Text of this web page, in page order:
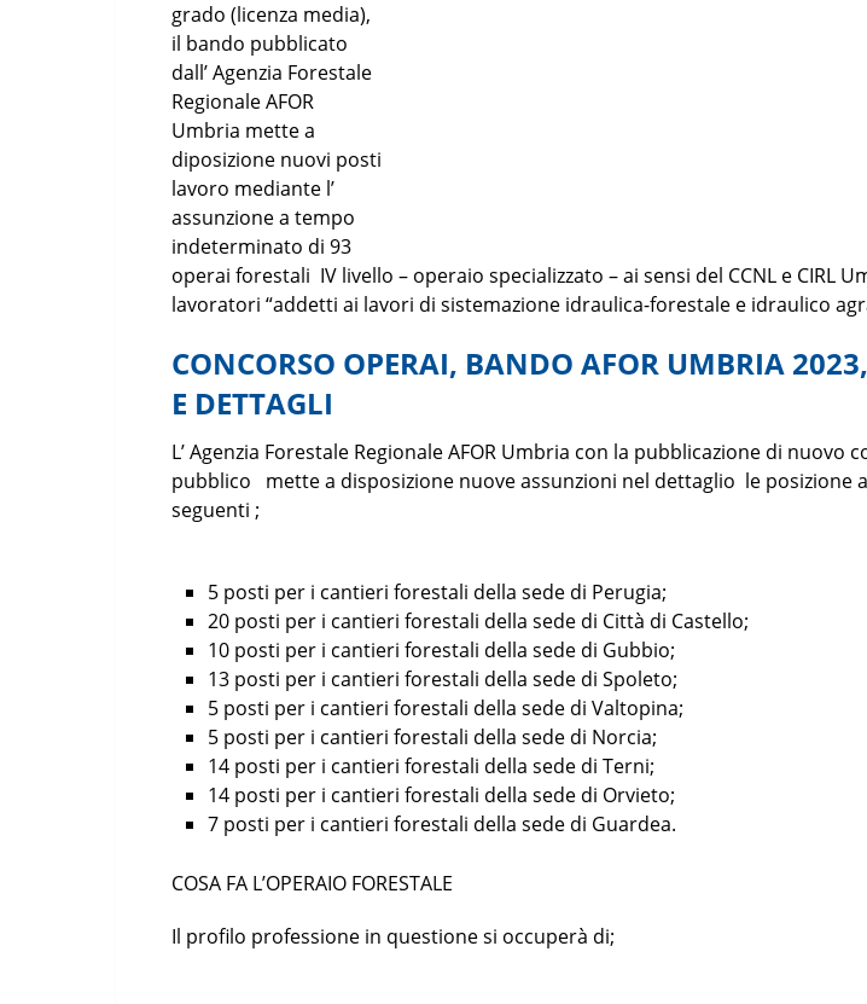
grado (licenza media),
il bando pubblicato
dall’ Agenzia Forestale
Regionale AFOR
Umbria mette a
diposizione nuovi posti
lavoro mediante l’
assunzione a tempo
indeterminato di 93
operai forestali IV livello – operaio specializzato – ai sensi del CCNL e CIRL
lavoratori “addetti ai lavori di sistemazione idraulica-forestale e idraulico
CONCORSO OPERAI, BANDO AFOR UMBRIA
E DETTAGLI
L’ Agenzia Forestale Regionale AFOR Umbria con la pubblicazione di nuovo
pubblico mette a disposizione nuove assunzioni nel dettaglio le posizione
seguenti ;
5 posti per i cantieri forestali della sede di Perugia;
20 posti per i cantieri forestali della sede di Città di Castello;
10 posti per i cantieri forestali della sede di Gubbio;
13 posti per i cantieri forestali della sede di Spoleto;
5 posti per i cantieri forestali della sede di Valtopina;
5 posti per i cantieri forestali della sede di Norcia;
14 posti per i cantieri forestali della sede di Terni;
14 posti per i cantieri forestali della sede di Orvieto;
7 posti per i cantieri forestali della sede di Guardea.
COSA FA L’OPERAIO FORESTALE
Il profilo professione in questione si occuperà di;